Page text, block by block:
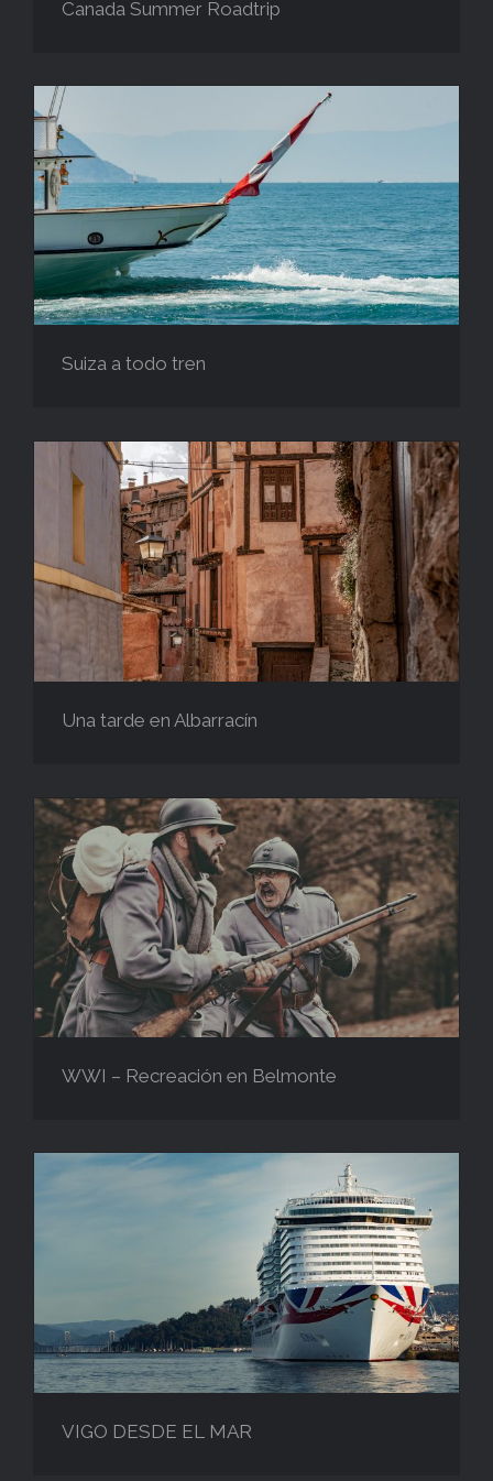
Canada Summer Roadtrip
Suiza a todo tren
Suiza a todo tren
Una tarde en Albarracín
Una tarde en Albarracín
WWI – Recreación en Belmonte
WWI – Recreación en Belmonte
VIGO DESDE EL MAR
VIGO DESDE EL MAR